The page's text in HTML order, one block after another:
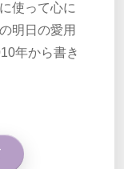
使って心に
明日の愛用
年から書き